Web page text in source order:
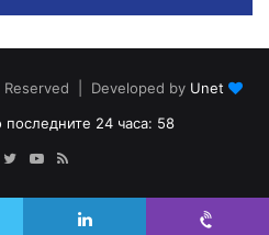
| Developed by Unet
последните 24 часа: 58
TwitterYouTube
RSS